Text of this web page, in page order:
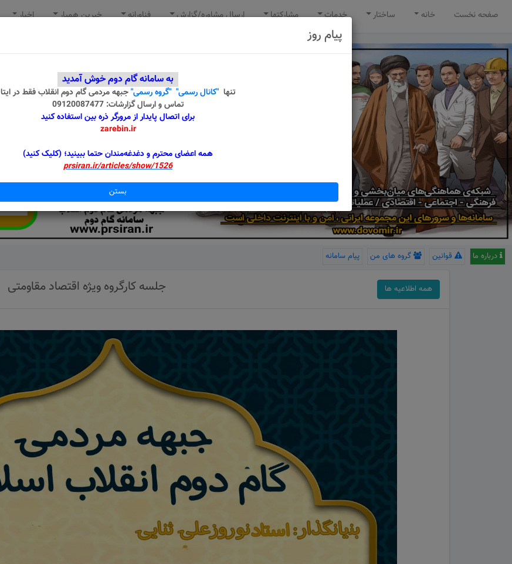
صفحه نخست خانه ساختار خدمات مشارکتها ارسال مشاوره/گزارش فناورانه خیرین همیار اخبار
درباره ما قوانین گروه های من پیام سامانه
همه اطلاعیه ها جلسه کارگروه ویژه اقتصاد مقاومتی
پیام روز
به سامانه گام دوم خوش آمدید
تنها"کانال رسمی" "گروه رسمی"جبهه مردمی گام دوم انقلابفقط در ایتا
تماس و ارسال گزارشات: 09120087477
برای اتصال پایدار از مرورگر ذره بین استفاده کنید
zarebin.ir
همه اعضای محترم و دغدغه‌مندان حتما ببینید؛ (کلیک کنید)
prsiran.ir/articles/show/1526
بستن